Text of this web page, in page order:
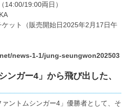
14:00/19:00両日）
ット（販売開始日2025年2月17日午
news-1-1/jung-seungwon202503
ンガー4」から飛び出した、
ントムシンガー4」優勝者として、そ